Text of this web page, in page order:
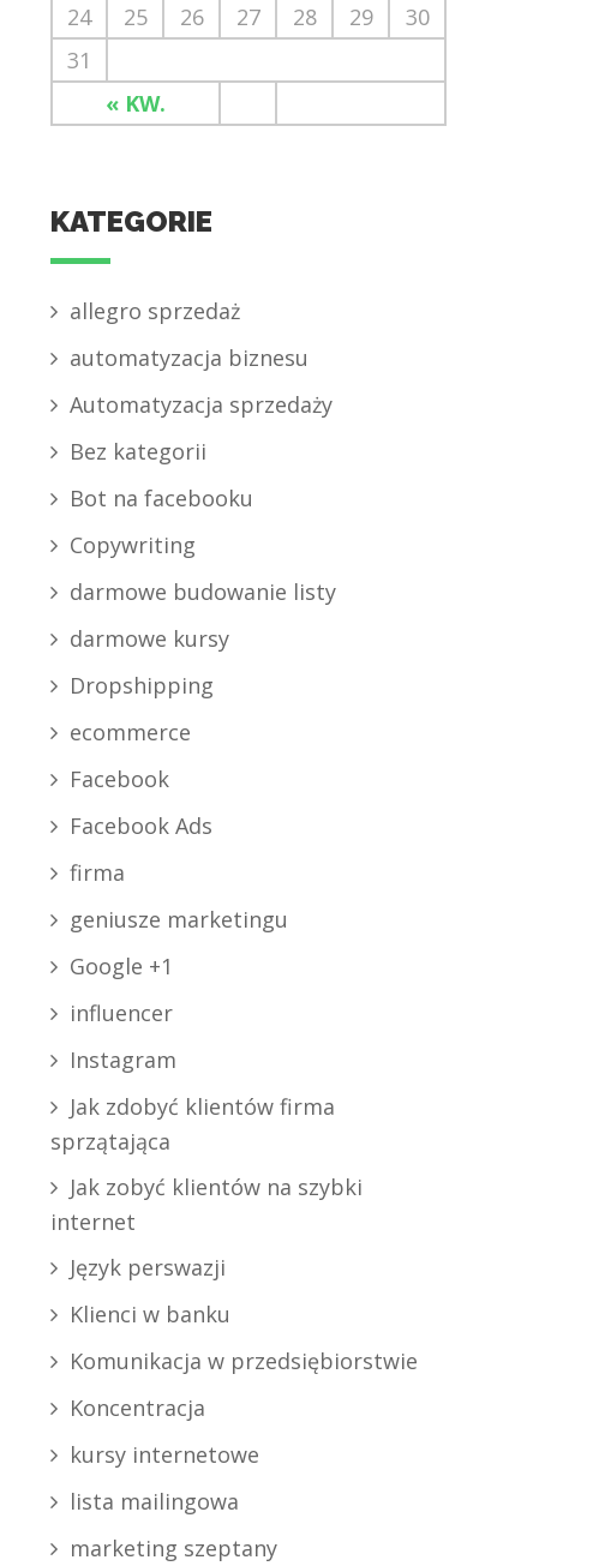
« KW.
24
25 26 27 28 29
30
31
KATEGORIE
allegro sprzedaż
automatyzacja biznesu
Automatyzacja sprzedaży
Bez kategorii
Bot na facebooku
Copywriting
darmowe budowanie listy
darmowe kursy
Dropshipping
ecommerce
Facebook
Facebook Ads
firma
geniusze marketingu
Google +1
influencer
Instagram
Jak zdobyć klientów firma
sprzątająca
Jak zobyć klientów na szybki
internet
Język perswazji
Klienci w banku
Komunikacja w przedsiębiorstwie
Koncentracja
kursy internetowe
lista mailingowa
marketing szeptany